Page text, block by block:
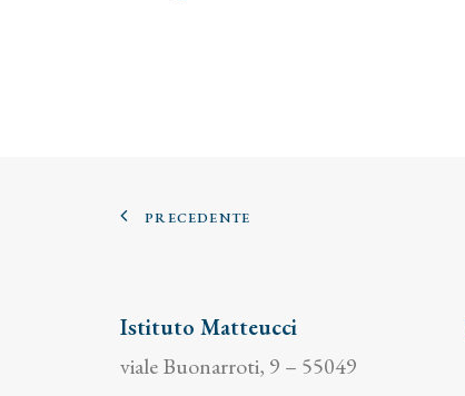
PRECEDENTE
Istituto Matteucci
viale Buonarroti, 9 – 55049